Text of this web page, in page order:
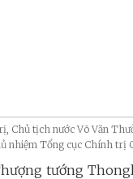
Chủ tịch nước Võ Văn
nhiệm Tổng cục Chính
tướng